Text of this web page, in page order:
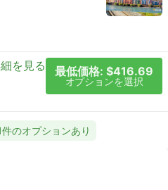
を見る 最低価格: $416.69
オプションを選択
のオプションあり